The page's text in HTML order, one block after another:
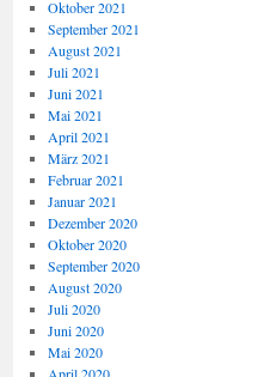
Oktober 2021
September 2021
August 2021
Juli 2021
Juni 2021
Mai 2021
April 2021
März 2021
Februar 2021
Januar 2021
Dezember 2020
Oktober 2020
September 2020
August 2020
Juli 2020
Juni 2020
Mai 2020